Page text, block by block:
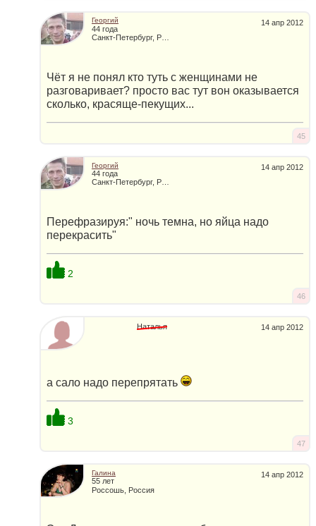
14 апр 2012
Георгий
44 года
Чёт я не понял кто туть с женщинами не
разговаривает? просто вас тут вон оказывается
сколько, красяще-пекущих...
45
14 апр 2012
Георгий
44 года
Перефразируя:" ночь темна, но яйца надо
перекрасить"
2
46
14 апр 2012
Наталья
а сало надо перепрятать
3
47
14 апр 2012
Галина
55 лет
Россошь, Россия